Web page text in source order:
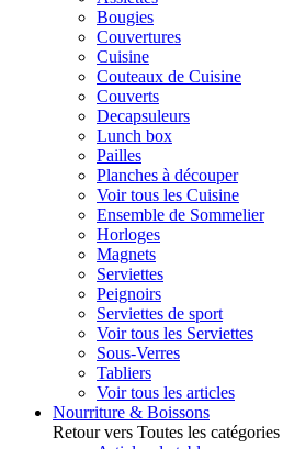
Bougies
Couvertures
Cuisine
Couteaux de Cuisine
Couverts
Decapsuleurs
Lunch box
Pailles
Planches à découper
Voir tous les Cuisine
Ensemble de Sommelier
Horloges
Magnets
Serviettes
Peignoirs
Serviettes de sport
Voir tous les Serviettes
Sous-Verres
Tabliers
Voir tous les articles
Nourriture & Boissons
Retour vers Toutes les catégories